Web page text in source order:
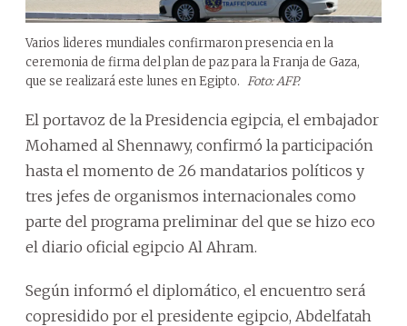
Varios lideres mundiales confirmaron presencia en la
ceremonia de firma del plan de paz para la Franja de Gaza,
que se realizará este lunes en Egipto. Foto: AFP.
El portavoz de la Presidencia egipcia, el embajador
Mohamed al Shennawy, confirmó la participación
hasta el momento de 26 mandatarios políticos y
tres jefes de organismos internacionales como
parte del programa preliminar del que se hizo eco
el diario oficial egipcio Al Ahram.
Según informó el diplomático, el encuentro será
copresidido por el presidente egipcio, Abdelfatah